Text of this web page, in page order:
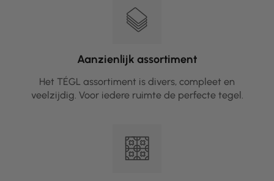
Aanzienlijk assortiment
Het TÉGL assortiment is divers, compleet en
veelzijdig. Voor iedere ruimte de perfecte tegel.